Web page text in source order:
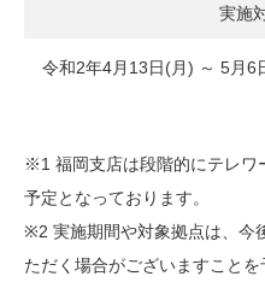
実施
令和2年4月13日(月) ～ 5月
※1 福岡支店は段階的にテレワ
予定となっております。
※2 実施期間や対象拠点は、今
ただく場合がございますことを